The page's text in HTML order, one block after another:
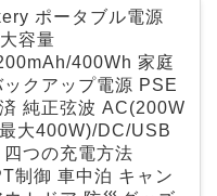
ポータブル電源
容量
400Wh 家庭
ックアップ電源 PSE
純正弦波 AC(200W
大400W)/DC/USB
四つの充電方法
制御 車中泊 キャン